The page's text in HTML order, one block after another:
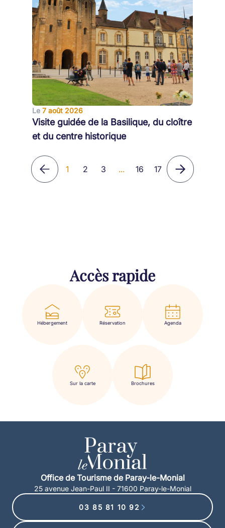
Le 7 août 2026
Visite guidée de la Basilique, du cloître
et du centre historique
1 2 3 ... 16 17
Accès rapide
Hébergement Réservation Agenda
Sur la carte Brochures
Office de Tourisme de Paray-le-Monial
25 avenue Jean-Paul II - 71600 Paray-le-Monial
03 85 81 10 92